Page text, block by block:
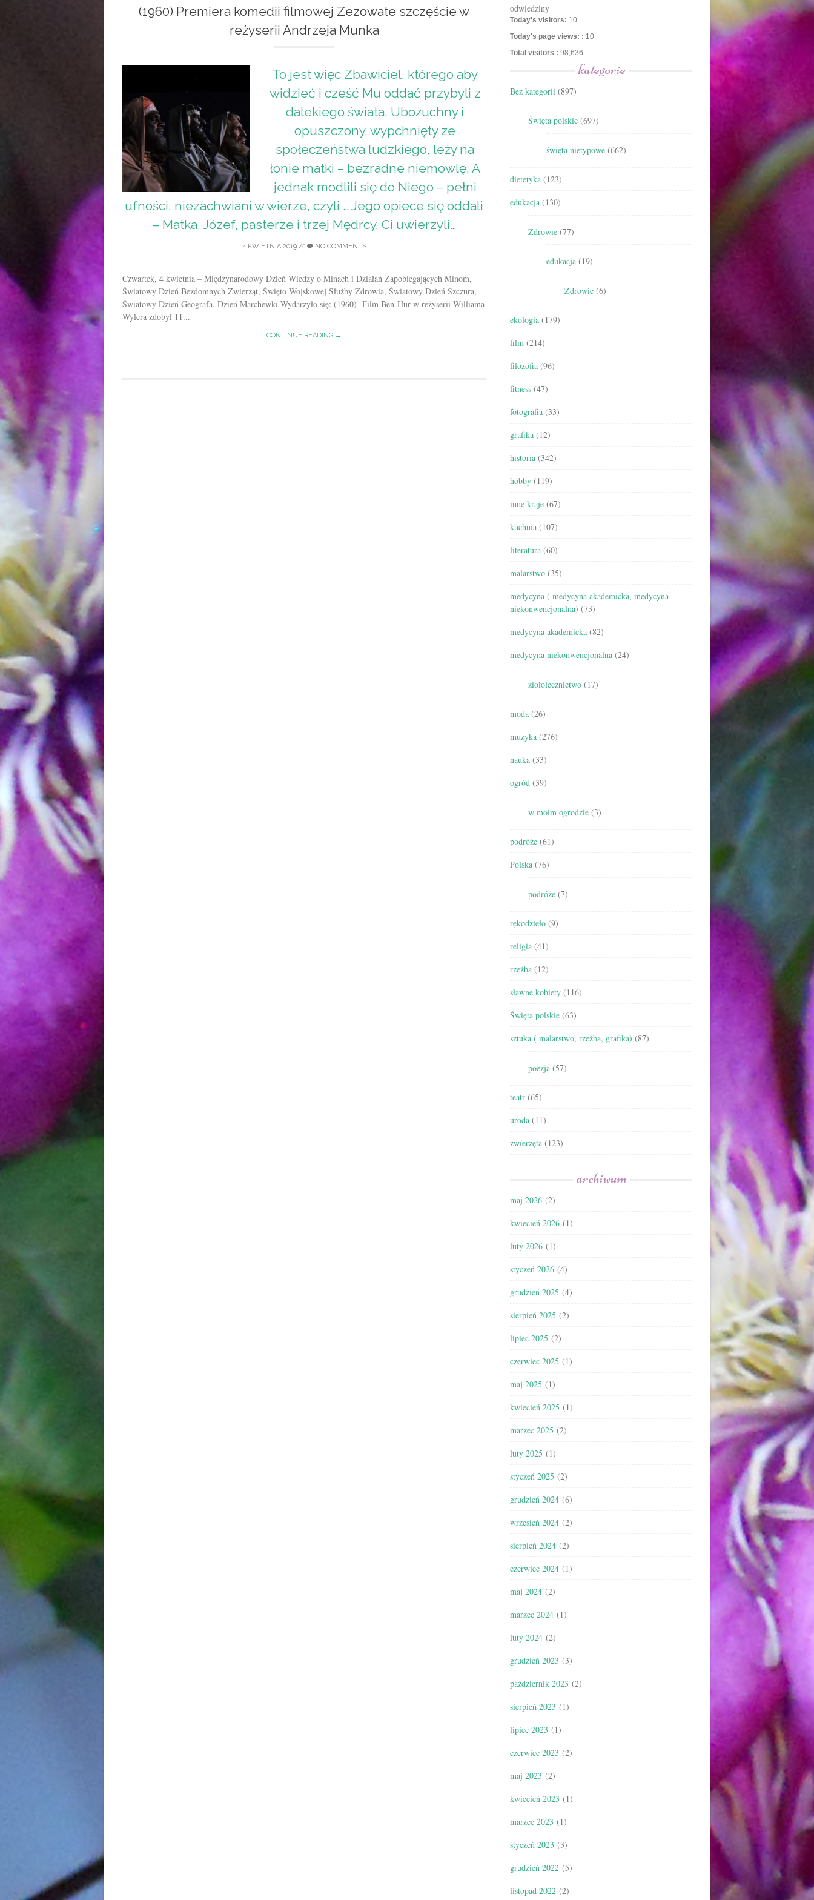
(1960) Premiera komedii filmowej Zezowate szczęście w
reżyserii Andrzeja Munka
To jest więc Zbawiciel, którego aby
widzieć i cześć Mu oddać przybyli z
dalekiego świata. Ubożuchny i
opuszczony, wypchnięty ze
społeczeństwa ludzkiego, leży na
łonie matki – bezradne niemowlę. A
jednak modlili się do Niego – pełni
ufności, niezachwiani w wierze, czyli … Jego opiece się oddali
– Matka, Józef, pasterze i trzej Mędrcy. Ci uwierzyli…
4 KWIETNIA 2019// NO COMMENTS
Czwartek, 4 kwietnia – Międzynarodowy Dzień Wiedzy o Minach i Działań Zapobiegających Minom,
Światowy Dzień Bezdomnych Zwierząt, Święto Wojskowej Służby Zdrowia, Światowy Dzień Szczura,
Światowy Dzień Geografa, Dzień Marchewki Wydarzyło się: (1960) Film Ben-Hur w reżyserii Williama
Wylera zdobył 11...
CONTINUE READING →
odwiedziny
Today's visitors: 10
Today's page views: : 10
Total visitors : 98,636
kategorie
Bez kategorii (897)
Święta polskie (697)
święta nietypowe (662)
dietetyka (123)
edukacja (130)
Zdrowie (77)
edukacja (19)
Zdrowie (6)
ekologia (179)
film (214)
filozofia (96)
fitness (47)
fotografia (33)
grafika (12)
historia (342)
hobby (119)
inne kraje (67)
kuchnia (107)
literatura (60)
malarstwo (35)
medycyna ( medycyna akademicka, medycyna
niekonwencjonalna) (73)
medycyna akademicka (82)
medycyna niekonwencjonalna (24)
ziołolecznictwo (17)
moda (26)
muzyka (276)
nauka (33)
ogród (39)
w moim ogrodzie (3)
podróże (61)
Polska (76)
podróże (7)
rękodzieło (9)
religia (41)
rzeźba (12)
sławne kobiety (116)
Święta polskie (63)
sztuka ( malarstwo, rzeźba, grafika) (87)
poezja (57)
teatr (65)
uroda (11)
zwierzęta (123)
archiwum
maj 2026 (2)
kwiecień 2026 (1)
luty 2026 (1)
styczeń 2026 (4)
grudzień 2025 (4)
sierpień 2025 (2)
lipiec 2025 (2)
czerwiec 2025 (1)
maj 2025 (1)
kwiecień 2025 (1)
marzec 2025 (2)
luty 2025 (1)
styczeń 2025 (2)
grudzień 2024 (6)
wrzesień 2024 (2)
sierpień 2024 (2)
czerwiec 2024 (1)
maj 2024 (2)
marzec 2024 (1)
luty 2024 (2)
grudzień 2023 (3)
październik 2023 (2)
sierpień 2023 (1)
lipiec 2023 (1)
czerwiec 2023 (2)
maj 2023 (2)
kwiecień 2023 (1)
marzec 2023 (1)
styczeń 2023 (3)
grudzień 2022 (5)
listopad 2022 (2)